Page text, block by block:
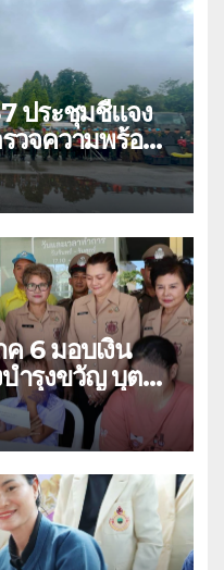
ประชุมชี้แจง
วจความพร้อม
รณภัย
6 มอบเงิน
ำรุงขวัญ บุตร-